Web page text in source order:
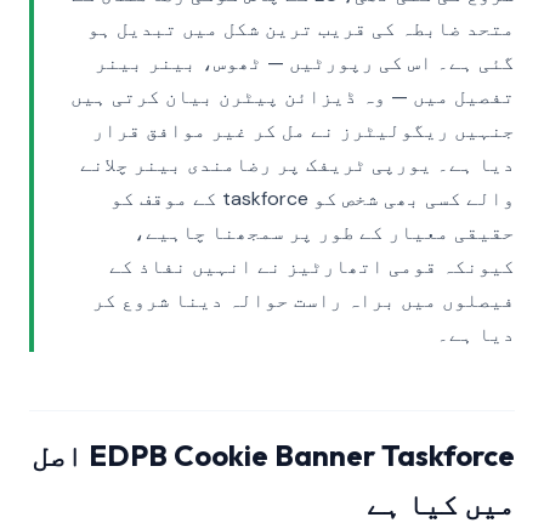
متحد ضابطہ کی قریب ترین شکل میں تبدیل ہو
گئی ہے۔ اس کی رپورٹیں — ٹھوس، بینر بینر
تفصیل میں — وہ ڈیزائن پیٹرن بیان کرتی ہیں
جنہیں ریگولیٹرز نے مل کر غیر موافق قرار
دیا ہے۔ یورپی ٹریفک پر رضامندی بینر چلانے
والے کسی بھی شخص کو taskforce کے موقف کو
حقیقی معیار کے طور پر سمجھنا چاہیے،
کیونکہ قومی اتھارٹیز نے انہیں نفاذ کے
فیصلوں میں براہ راست حوالہ دینا شروع کر
دیا ہے۔
EDPB Cookie Banner Taskforce اصل
میں کیا ہے